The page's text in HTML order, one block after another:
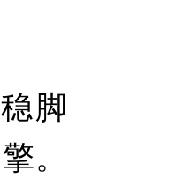
脚
。